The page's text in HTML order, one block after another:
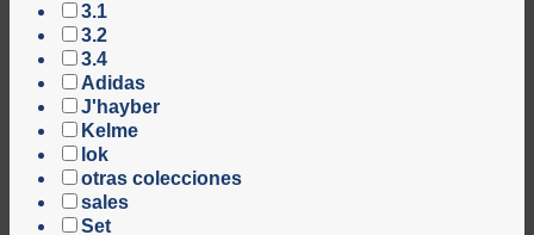
3.1
3.2
3.4
Adidas
J'hayber
Kelme
lok
otras colecciones
sales
Set